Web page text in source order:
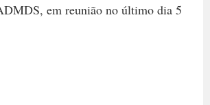
em reunião no último dia 5